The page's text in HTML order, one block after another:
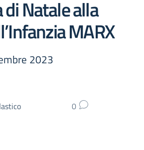
Natale alla
MARX
2023
0